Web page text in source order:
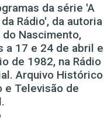
da série 'A
Rádio', da autoria
Nascimento,
a 17 e 24 de abril
de 1982, na Rádio
Arquivo Histórico
e Televisão de